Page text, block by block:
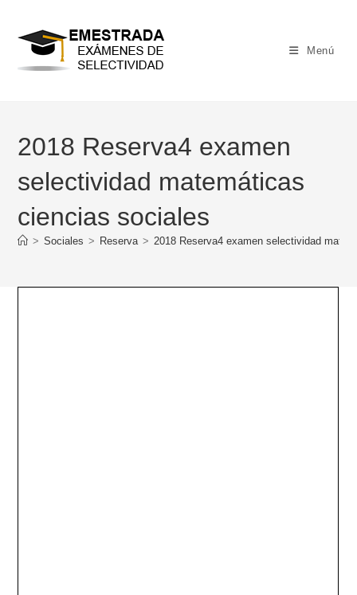
contenido
Menú
2018 Reserva4 examen
selectividad matemáticas
ciencias sociales
> Sociales > Reserva > 2018 Reserva4 examen selectividad